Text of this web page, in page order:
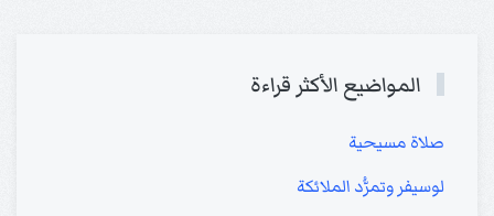
المواضيع الأكثر قراءة
صلاة مسيحية
لوسيفر وتمرُّد الملائكة